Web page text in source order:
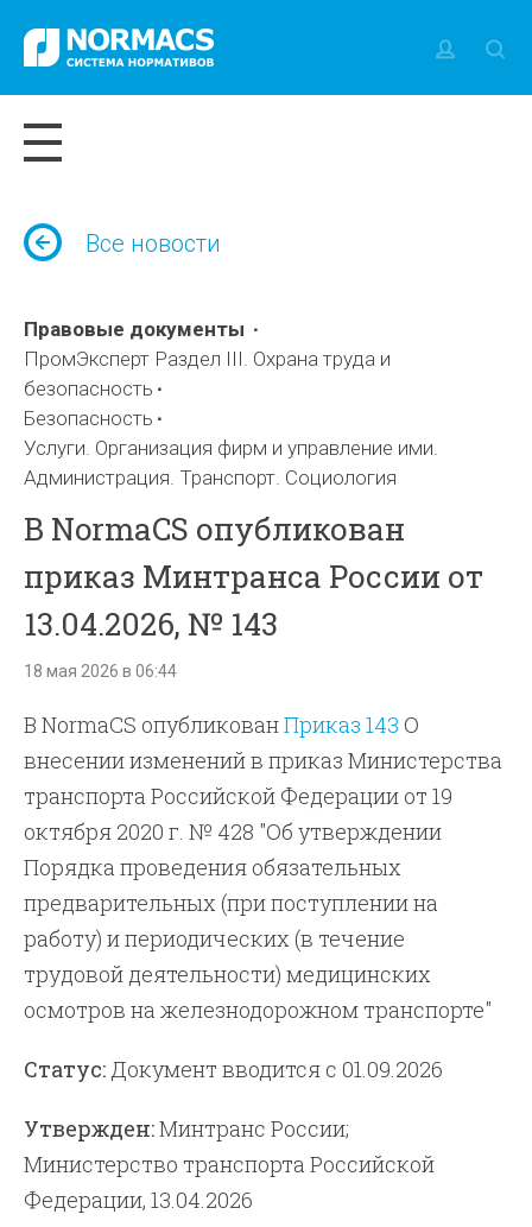
Все новости
Правовые документы
ПромЭксперт Раздел III. Охрана труда и
безопасность
Безопасность
Услуги. Организация фирм и управление ими.
Администрация. Транспорт. Социология
В NormaCS опубликован
приказ Минтранса России от
13.04.2026, № 143
18 мая 2026 в 06:44
В NormaCS опубликованПриказ 143 О
внесении изменений в приказ Министерства
транспорта Российской Федерации от 19
октября 2020 г. № 428 "Об утверждении
Порядка проведения обязательных
предварительных (при поступлении на
работу) и периодических (в течение
трудовой деятельности) медицинских
осмотров на железнодорожном транспорте"
Статус: Документ вводится с 01.09.2026
Утвержден:Минтранс России;
Министерство транспорта Российской
Федерации, 13.04.2026